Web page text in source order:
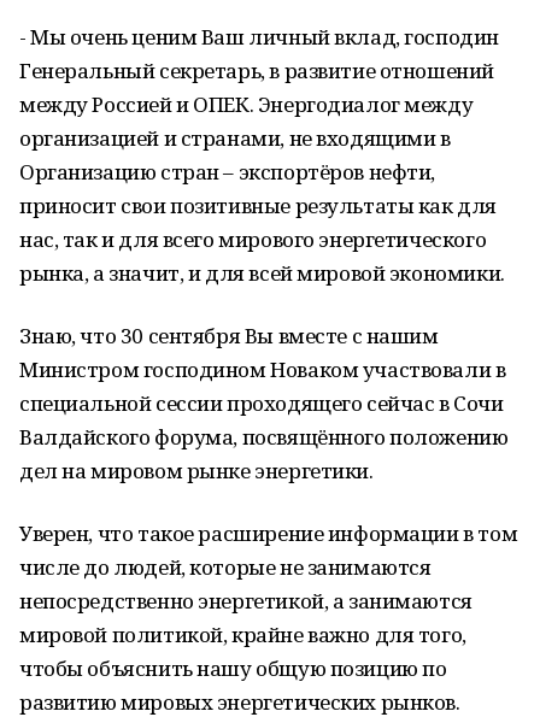
- Мы очень ценим Ваш личный вклад, господин
Генеральный секретарь, в развитие отношений
между Россией и ОПЕК. Энергодиалог между
организацией и странами, не входящими в
Организацию стран – экспортёров нефти,
приносит свои позитивные результаты как для
нас, так и для всего мирового энергетического
рынка, а значит, и для всей мировой экономики.
Знаю, что 30 сентября Вы вместе с нашим
Министром господином Новаком участвовали в
специальной сессии проходящего сейчас в Сочи
Валдайского форума, посвящённого положению
дел на мировом рынке энергетики.
Уверен, что такое расширение информации в том
числе до людей, которые не занимаются
непосредственно энергетикой, а занимаются
мировой политикой, крайне важно для того,
чтобы объяснить нашу общую позицию по
развитию мировых энергетических рынков.